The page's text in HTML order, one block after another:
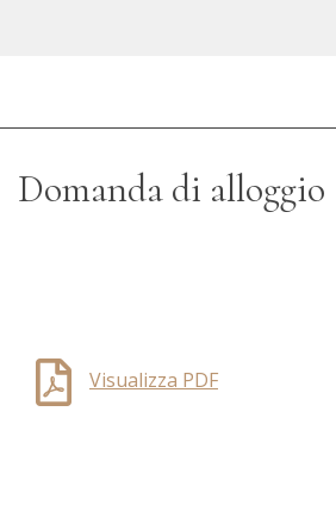
Domanda di alloggio
Visualizza PDF